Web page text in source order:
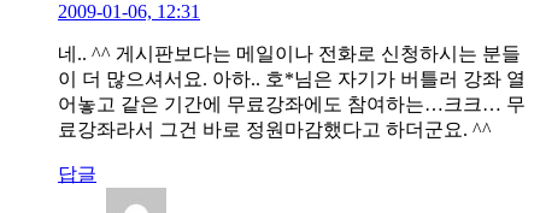
2009-01-06, 12:31
네.. ^^ 게시판보다는 메일이나 전화로 신청하시는 분들
이 더 많으셔서요. 아하.. 호*님은 자기가 버틀러 강좌 열
어놓고 같은 기간에 무료강좌에도 참여하는…크크… 무
료강좌라서 그건 바로 정원마감했다고 하더군요. ^^
답글